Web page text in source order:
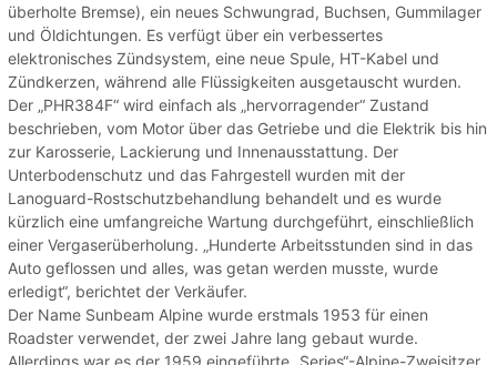
überholte Bremse), ein neues Schwungrad, Buchsen, Gummilager
und Öldichtungen. Es verfügt über ein verbessertes
elektronisches Zündsystem, eine neue Spule, HT-Kabel und
Zündkerzen, während alle Flüssigkeiten ausgetauscht wurden.
Der „PHR384F“ wird einfach als „hervorragender“ Zustand
beschrieben, vom Motor über das Getriebe und die Elektrik bis hin
zur Karosserie, Lackierung und Innenausstattung. Der
Unterbodenschutz und das Fahrgestell wurden mit der
Lanoguard-Rostschutzbehandlung behandelt und es wurde
kürzlich eine umfangreiche Wartung durchgeführt, einschließlich
einer Vergaserüberholung. „Hunderte Arbeitsstunden sind in das
Auto geflossen und alles, was getan werden musste, wurde
erledigt“, berichtet der Verkäufer.
Der Name Sunbeam Alpine wurde erstmals 1953 für einen
Roadster verwendet, der zwei Jahre lang gebaut wurde.
Allerdings war es der 1959 eingeführte „Series“-Alpine-Zweisitzer,